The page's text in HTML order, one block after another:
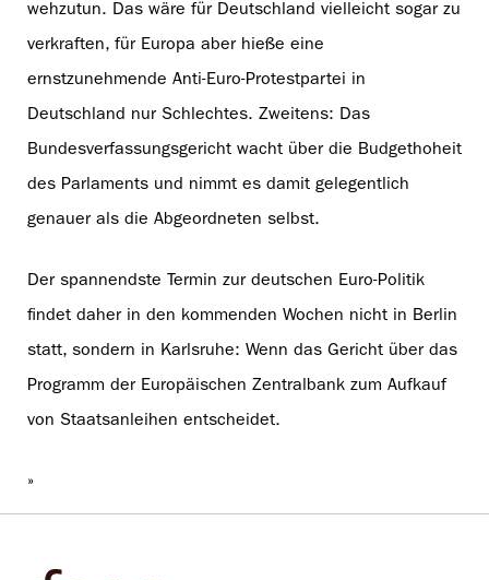
wehzutun. Das wäre für Deutschland vielleicht sogar zu
verkraften, für Europa aber hieße eine
ernstzunehmende Anti-Euro-Protestpartei in
Deutschland nur Schlechtes. Zweitens: Das
Bundesverfassungsgericht wacht über die Budgethoheit
des Parlaments und nimmt es damit gelegentlich
genauer als die Abgeordneten selbst.
Der spannendste Termin zur deutschen Euro-Politik
findet daher in den kommenden Wochen nicht in Berlin
statt, sondern in Karlsruhe: Wenn das Gericht über das
Programm der Europäischen Zentralbank zum Aufkauf
von Staatsanleihen entscheidet.
»